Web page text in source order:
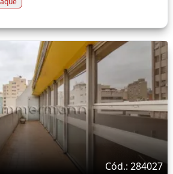
Cód.: 284027